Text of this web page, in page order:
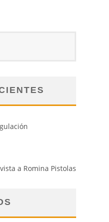
a Romina Pistolas